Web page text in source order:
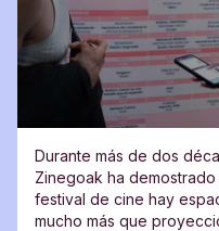
Durante más de dos
Zinegoak ha
festival de cine hay
mucho más que